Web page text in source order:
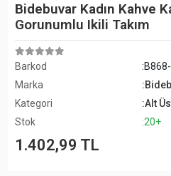
Bidebuvar Kadın Kahve
Gorunumlu Ikili Takım
Barkod
Marka
Kategori
:Alt
Stok
:20+
1.402,99 TL